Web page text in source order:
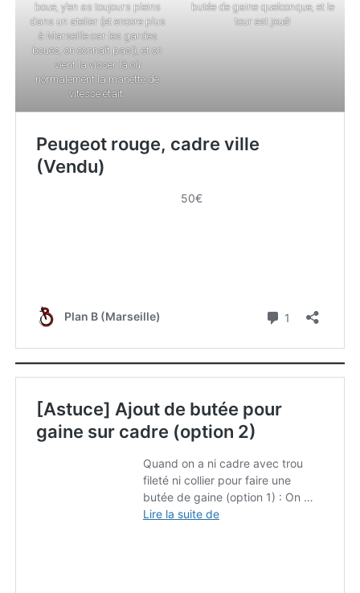
boue, y’en as toujours pleins
dans un atelier (et encore plus
à Marseille car les gardes
boues, on connaît pas!), et on
vient la visser là où
normalement la manette de
vitesse était.
butée de gaine quelconque, et le
tour est joué!